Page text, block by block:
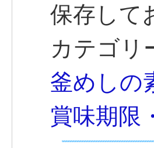
保存して
カテゴリ
釜めしの
賞味期限